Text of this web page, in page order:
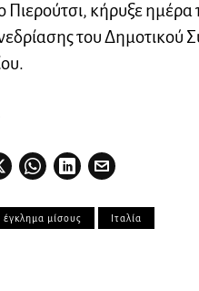
κήρυξε ημέρα
του Δημοτικού
έγκλημα μίσους Ιταλία